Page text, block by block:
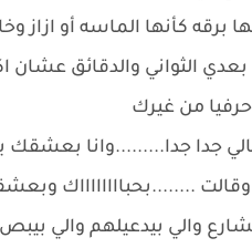
برقه كأنها الماسه أو ازاز
الثواني والدقائق عشان
من غيرك
جدا جدا.........وانا بعشقك
........بحبااااااااك
والي بيدعيلهم والي